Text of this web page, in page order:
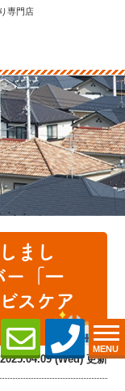
専門店
MENU
まし
「一
スケア
2025.04.09 (Wed) 更新